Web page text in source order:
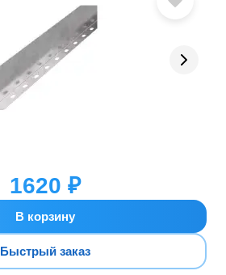
1620 ₽
В корзину
Быстрый заказ